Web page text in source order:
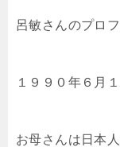
呂敏さんのプロ
１９９０年６月
お母さんは日本